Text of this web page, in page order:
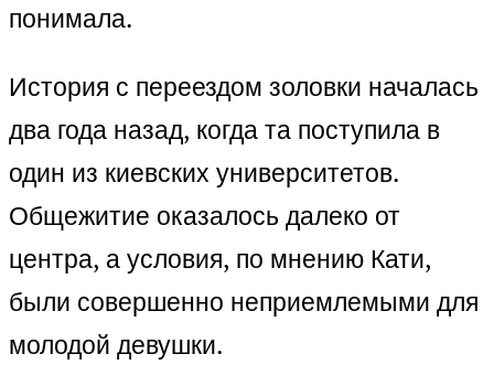
понимала.
История с переездом золовки началась
два года назад, когда та поступила в
один из киевских университетов.
Общежитие оказалось далеко от
центра, а условия, по мнению Кати,
были совершенно неприемлемыми для
молодой девушки.